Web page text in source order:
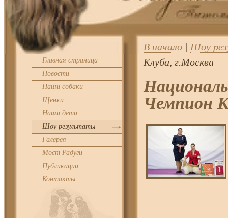
Главная страница
Новости
Наши собаки
Щенки
Наши дети
Шоу результаты
Галерея
Мост Радуги
Публикации
Контакты
В начало
Шоу
Клуба, г.Москва
Чемпион